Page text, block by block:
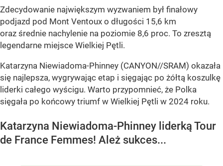
Zdecydowanie największym wyzwaniem był finałowy
podjazd pod Mont Ventoux o długości 15,6 km
oraz średnie nachylenie na poziomie 8,6 proc. To zresztą
legendarne miejsce Wielkiej Pętli.
Katarzyna Niewiadoma-Phinney (CANYON//SRAM) okazała
się najlepsza, wygrywając etap i sięgając po żółtą koszulkę
liderki całego wyścigu. Warto przypomnieć, że Polka
sięgała po końcowy triumf w Wielkiej Pętli w 2024 roku.
Katarzyna Niewiadoma-Phinney liderką Tour
de France Femmes! Ależ sukces...